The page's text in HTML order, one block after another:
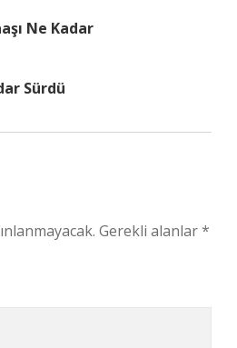
Ne Kadar
Sürdü
Gerekli alanlar*